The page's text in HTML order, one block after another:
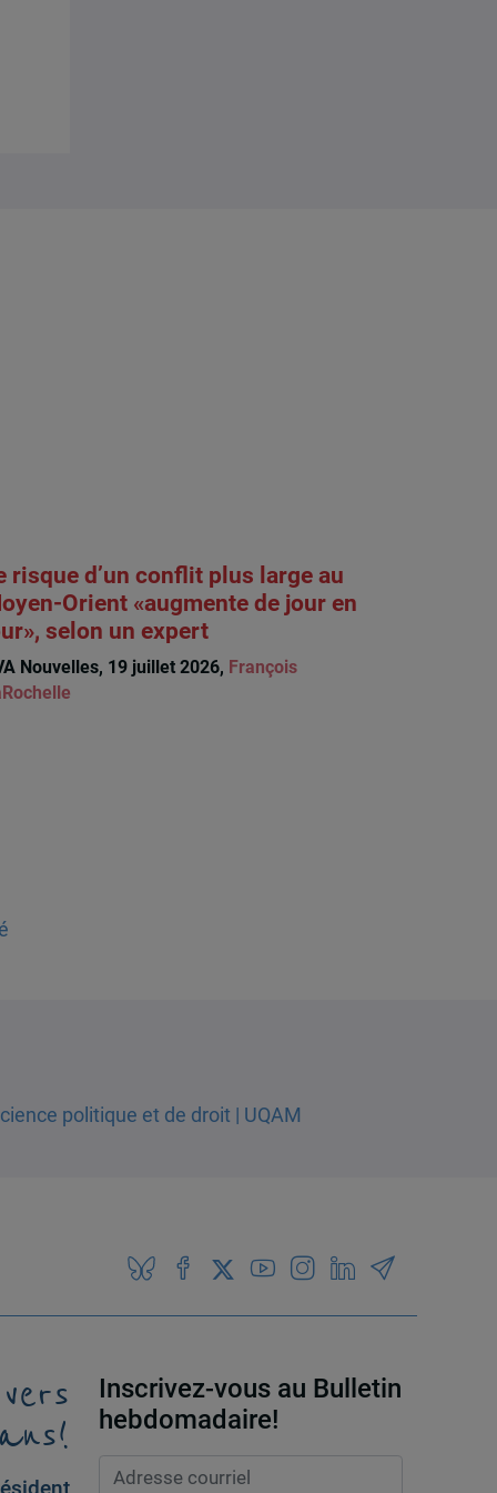
risque d’un conflit plus large au
Orient «augmente de jour en
selon un expert
Nouvelles, 19 juillet 2026, François
Inscrivez-vous au Bulletin
hebdomadaire!